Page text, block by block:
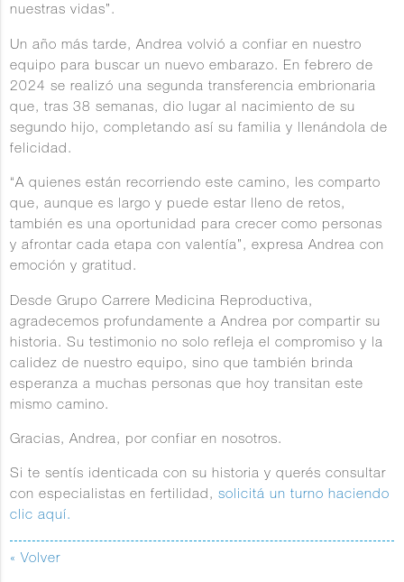
nuestras vidas”.
Un año más tarde, Andrea volvió a confiar en nuestro
equipo para buscar un nuevo embarazo. En febrero de
2024 se realizó una segunda transferencia embrionaria
que, tras 38 semanas, dio lugar al nacimiento de su
segundo hijo, completando así su familia y llenándola de
felicidad.
“A quienes están recorriendo este camino, les comparto
que, aunque es largo y puede estar lleno de retos,
también es una oportunidad para crecer como personas
y afrontar cada etapa con valentía”, expresa Andrea con
emoción y gratitud.
Desde Grupo Carrere Medicina Reproductiva,
agradecemos profundamente a Andrea por compartir su
historia. Su testimonio no solo refleja el compromiso y la
calidez de nuestro equipo, sino que también brinda
esperanza a muchas personas que hoy transitan este
mismo camino.
Gracias, Andrea, por confiar en nosotros.
Si te sentís identicada con su historia y querés consultar
con especialistas en fertilidad,solicitá un turno haciendo
clic aquí.
« Volver